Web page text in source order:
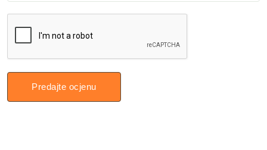
Predajte ocjenu